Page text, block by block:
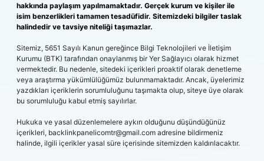
hakkında paylaşım yapılmamaktadır. Gerçek kurum ve kişiler ile
isim benzerlikleri tamamen tesadüfidir. Sitemizdeki bilgiler taslak
halindedir ve tavsiye niteliği taşımazlar.
Sitemiz, 5651 Sayılı Kanun gereğince Bilgi Teknolojileri ve İletişim
Kurumu (BTK) tarafından onaylanmış bir Yer Sağlayıcı olarak hizmet
vermektedir. Bu nedenle, sitedeki içerikleri proaktif olarak denetleme
veya araştırma yükümlülüğümüz bulunmamaktadır. Ancak, üyelerimiz
yazdıkları içeriklerin sorumluluğunu taşımakta olup, siteye üye olarak
bu sorumluluğu kabul etmiş sayılırlar.
Hukuka ve yasal düzenlemelere aykırı olduğunu düşündüğünüz
içerikleri, backlinkpanelicomtr@gmail.com adresine bildirmeniz
halinde, ilgili içerikler yasal süre içerisinde sitemizden kaldırılacaktır.